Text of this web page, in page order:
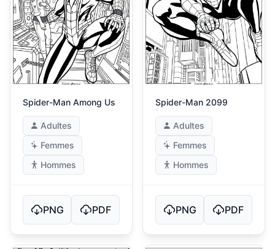
Spider-Man Among Us
Adultes
Femmes
Hommes
PNG PDF
Spider-Man 2099
Adultes
Femmes
Hommes
PNG PDF